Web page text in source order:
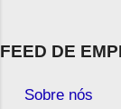
FEED DE
Sobre nós